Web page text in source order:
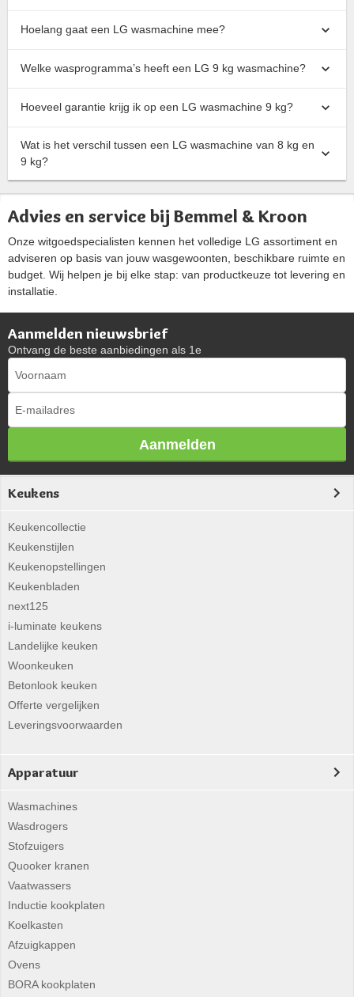
Hoelang gaat een LG wasmachine mee?
Welke wasprogramma’s heeft een LG 9 kg wasmachine?
Hoeveel garantie krijg ik op een LG wasmachine 9 kg?
Wat is het verschil tussen een LG wasmachine van 8 kg en
9 kg?
Advies en service bij Bemmel & Kroon
Onze witgoedspecialisten kennen het volledige LG assortiment en
adviseren op basis van jouw wasgewoonten, beschikbare ruimte en
budget. Wij helpen je bij elke stap: van productkeuze tot levering en
installatie.
Aanmelden nieuwsbrief
Ontvang de beste aanbiedingen als 1e
Aanmelden
Keukens
Keukencollectie
Keukenstijlen
Keukenopstellingen
Keukenbladen
next125
i-luminate keukens
Landelijke keuken
Woonkeuken
Betonlook keuken
Offerte vergelijken
Leveringsvoorwaarden
Apparatuur
Wasmachines
Wasdrogers
Stofzuigers
Quooker kranen
Vaatwassers
Inductie kookplaten
Koelkasten
Afzuigkappen
Ovens
BORA kookplaten